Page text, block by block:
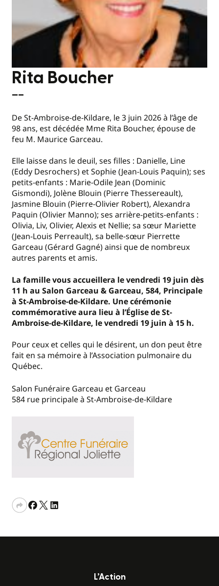
Rita Boucher
—–
De St-Ambroise-de-Kildare, le 3 juin 2026 à l’âge de
98 ans, est décédée Mme Rita Boucher, épouse de
feu M. Maurice Garceau.
Elle laisse dans le deuil, ses filles : Danielle, Line
(Eddy Desrochers) et Sophie (Jean-Louis Paquin); ses
petits-enfants : Marie-Odile Jean (Dominic
Gismondi), Jolène Blouin (Pierre Thessereault),
Jasmine Blouin (Pierre-Olivier Robert), Alexandra
Paquin (Olivier Manno); ses arrière-petits-enfants :
Olivia, Liv, Olivier, Alexis et Nellie; sa sœur Mariette
(Jean-Louis Perreault), sa belle-sœur Pierrette
Garceau (Gérard Gagné) ainsi que de nombreux
autres parents et amis.
La famille vous accueillera le vendredi 19 juin dès
11 h au Salon Garceau & Garceau, 584, Principale
à St-Ambroise-de-Kildare. Une cérémonie
commémorative aura lieu à l’Église de St-
Ambroise-de-Kildare, le vendredi 19 juin à 15 h.
Pour ceux et celles qui le désirent, un don peut être
fait en sa mémoire à l’Association pulmonaire du
Québec.
Salon Funéraire Garceau et Garceau
584 rue principale à St-Ambroise-de-Kildare
L’Action